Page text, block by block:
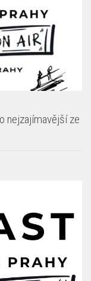
nejzajímavější ze